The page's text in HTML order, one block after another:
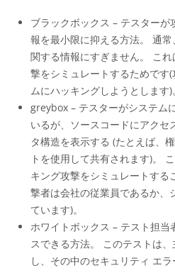
ブラックボックス – テスター
報を最小限に抑える方法。 通
関する情報にすぎません。 こ
撃をシミュレートするためです
ムにハッキングしようとします)。
greybox – テスターがシステム
いるが、ソースコードにアクセ
タ構造を表示する (たとえば、
トを使用して共有されます)。
キング攻撃をシミュレートする
撃者は会社の従業員であるか、
ています)。
ホワイトボックス – テスト担
スできる方法。 このテストは
し、その中のセキュリティ エ